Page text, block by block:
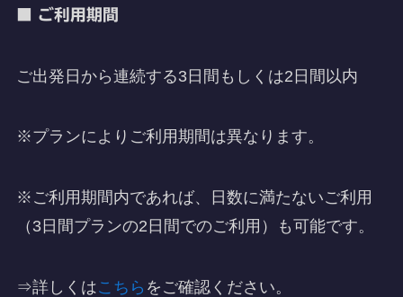
■ ご利用期間
ご出発日から連続する3日間もしくは2日間以内
※プランによりご利用期間は異なります。
※ご利用期間内であれば、日数に満たないご利用
（3日間プランの2日間でのご利用）も可能です。
⇒詳しくはこちら をご確認ください。